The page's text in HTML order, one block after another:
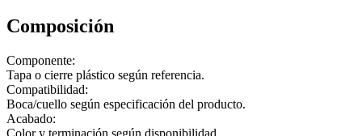
Composición
Componente:
Tapa o cierre plástico según referencia.
Compatibilidad:
Boca/cuello según especificación del producto.
Acabado: